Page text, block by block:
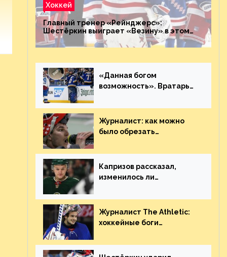
Хоккей
Главный тренер «Рейнджерс»:
Шестёркин выиграет «Везину» в этом
году. Он невероятен
«Данная богом
возможность». Вратарь
о броске бутылкой в
Кадри
Журналист: как можно
было обрезать
Деанджело? Плохая
работа, ESPN
Капризов рассказал,
изменилось ли
из-за ситуации на
Украине
Журналист The Athletic:
хоккейные боги
стабильно великолепную
игру